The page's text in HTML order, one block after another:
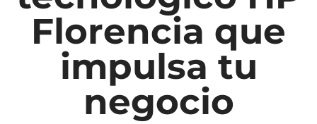
Florencia que
impulsa tu
negocio